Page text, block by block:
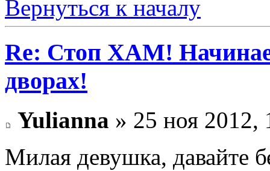
Вернуться к началу
Re: Стоп ХАМ!
дворах!
Yulianna » 25 ноя 2012,
Милая девушка, давайте